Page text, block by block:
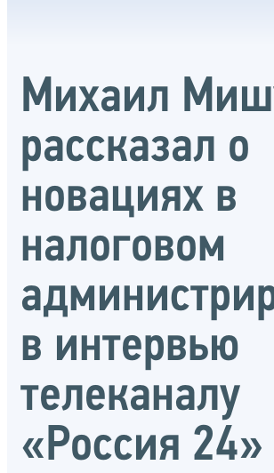
Михаил
рассказал о
новациях в
налоговом
в интервью
телеканалу
«Россия 24»